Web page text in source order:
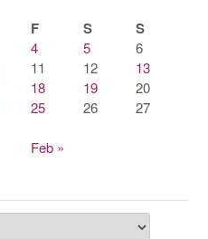
F S S
Feb »
4 5
6
11 12
13
18 19
20
25 26
27